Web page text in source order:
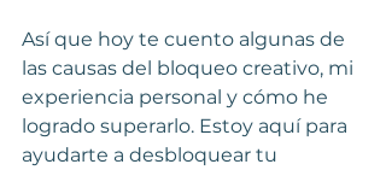
Así que hoy te cuento algunas de
las causas del bloqueo creativo, mi
experiencia personal y cómo he
logrado superarlo. Estoy aquí para
ayudarte a desbloquear tu